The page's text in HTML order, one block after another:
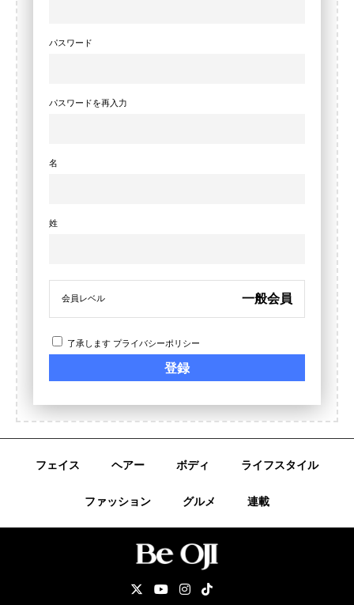
パスワード
パスワードを再入力
名
姓
会員レベル 一般会員
了承します プライバシーポリシー
フェイス ヘアー ボディ ライフスタイル
ファッション グルメ 連載